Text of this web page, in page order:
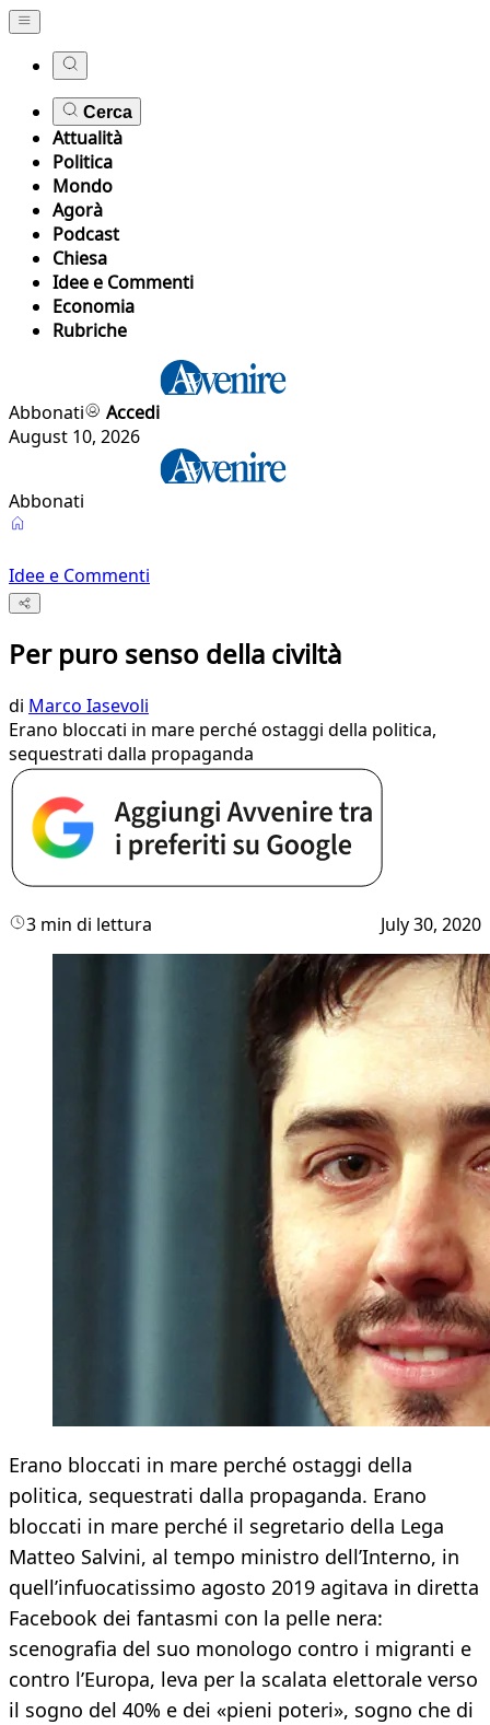
Cerca
Attualità
Politica
Mondo
Agorà
Podcast
Chiesa
Idee e Commenti
Economia
Rubriche
Abbonati
Accedi
August 10, 2026
Abbonati
Idee e Commenti
Per puro senso della civiltà
di Marco Iasevoli
Erano bloccati in mare perché ostaggi della politica,
sequestrati dalla propaganda
3 min di lettura July 30, 2020
Erano bloccati in mare perché ostaggi della
politica, sequestrati dalla propaganda. Erano
bloccati in mare perché il segretario della Lega
Matteo Salvini, al tempo ministro dell’Interno, in
quell’infuocatissimo agosto 2019 agitava in diretta
Facebook dei fantasmi con la pelle nera:
scenografia del suo monologo contro i migranti e
contro l’Europa, leva per la scalata elettorale verso
il sogno del 40% e dei «pieni poteri», sogno che di